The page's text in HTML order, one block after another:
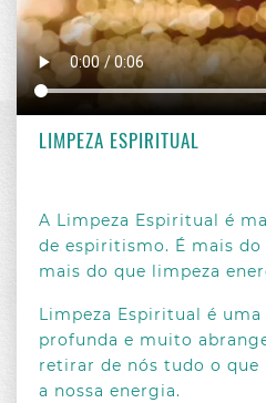
LIMPEZA ESPIRITUAL
LIMPEZA ESPIRITUAL
A Limpeza Espiritual é
de espiritismo. É mais
mais do que limpeza
Limpeza Espiritual é
profunda e muito
retirar de nós tudo o que
a nossa energia.